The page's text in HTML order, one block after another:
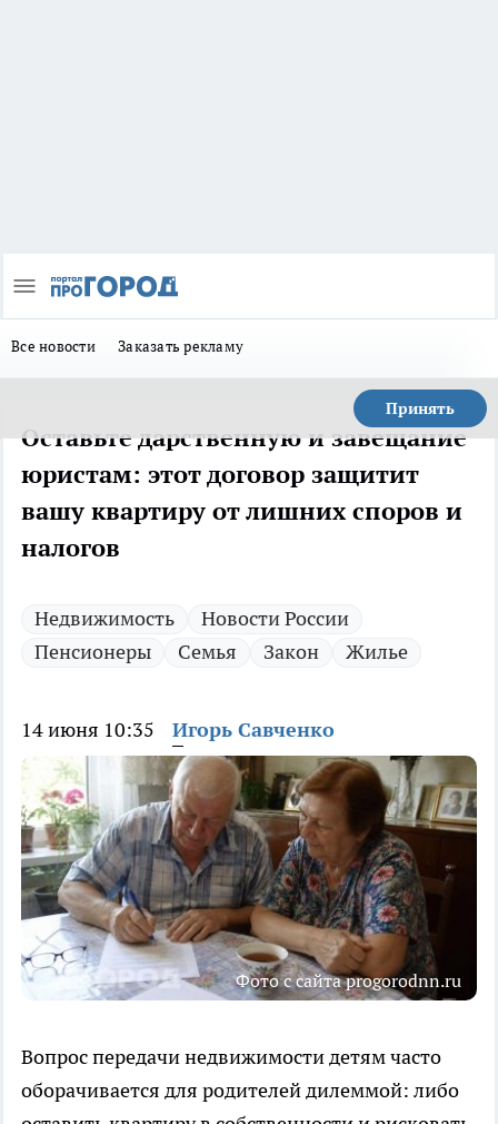
Все новости Заказать рекламу
Принять
Оставьте дарственную и завещание
юристам: этот договор защитит
вашу квартиру от лишних споров и
налогов
Недвижимость
Новости России
Пенсионеры
Семья Закон Жилье
14 июня 10:35 Игорь Савченко
Фото с сайта progorodnn.ru
Вопрос передачи недвижимости детям часто
оборачивается для родителей дилеммой: либо